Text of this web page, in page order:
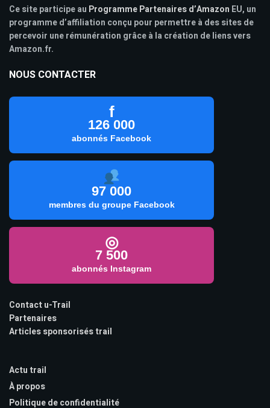
Ce site participe au Programme Partenaires d’Amazon EU, un
programme d’affiliation conçu pour permettre à des sites de
percevoir une rémunération grâce à la création de liens vers
Amazon.fr.
NOUS CONTACTER
f
126 000
abonnés Facebook
97 000
membres du groupe Facebook
◎
7 500
abonnés Instagram
Contact u-Trail
Partenaires
Articles sponsorisés trail
Actu trail
À propos
Politique de confidentialité